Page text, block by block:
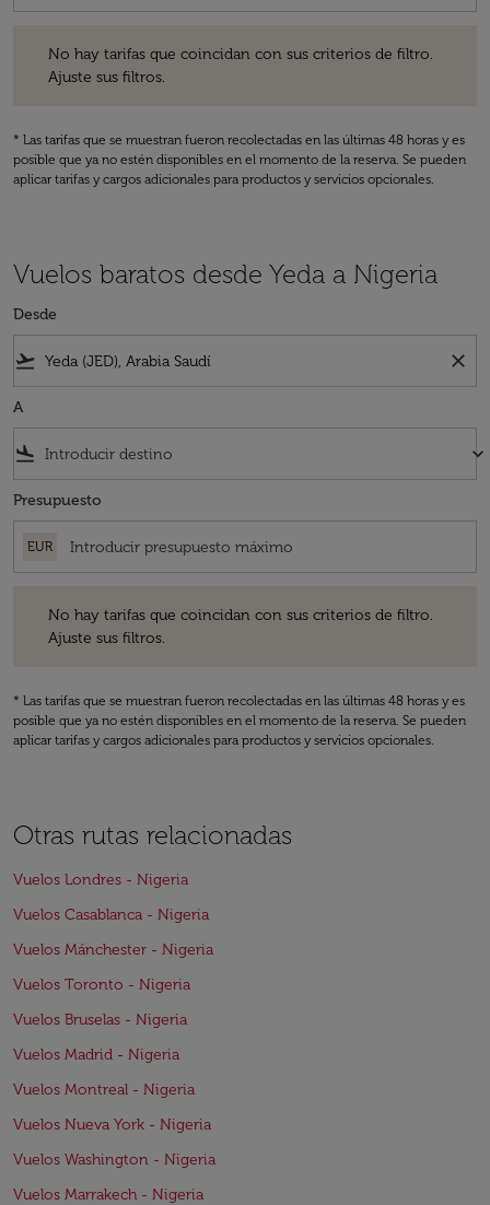
No hay tarifas que coincidan con sus criterios de filtro.
Ajuste sus filtros.
* Las tarifas que se muestran fueron recolectadas en las últimas 48 horas y es
posible que ya no estén disponibles en el momento de la reserva. Se pueden
aplicar tarifas y cargos adicionales para productos y servicios opcionales.
Vuelos baratos desde Yeda a Nigeria
Desde
flight_takeoff close
A
flight_land keyboard_arrow_down
Presupuesto
EUR
No hay tarifas que coincidan con sus criterios de filtro.
Ajuste sus filtros.
* Las tarifas que se muestran fueron recolectadas en las últimas 48 horas y es
posible que ya no estén disponibles en el momento de la reserva. Se pueden
aplicar tarifas y cargos adicionales para productos y servicios opcionales.
Otras rutas relacionadas
Vuelos Londres - Nigeria
Vuelos Casablanca - Nigeria
Vuelos Mánchester - Nigeria
Vuelos Toronto - Nigeria
Vuelos Bruselas - Nigeria
Vuelos Madrid - Nigeria
Vuelos Montreal - Nigeria
Vuelos Nueva York - Nigeria
Vuelos Washington - Nigeria
Vuelos Marrakech - Nigeria